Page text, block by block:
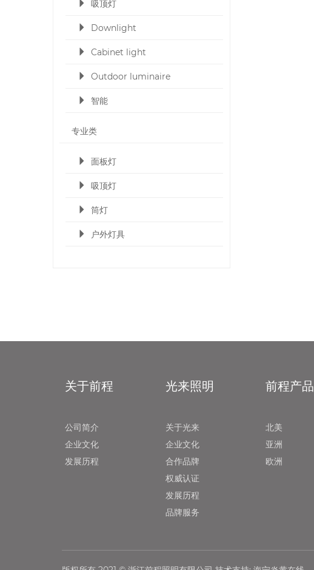
吸顶灯
Downlight
Cabinet light
Outdoor luminaire
智能
专业类
面板灯
吸顶灯
筒灯
户外灯具
关于前程
公司简介
企业文化
发展历程
光来照明
关于光来
企业文化
合作品牌
权威认证
发展历程
品牌服务
前程产品
北美
亚洲
欧洲